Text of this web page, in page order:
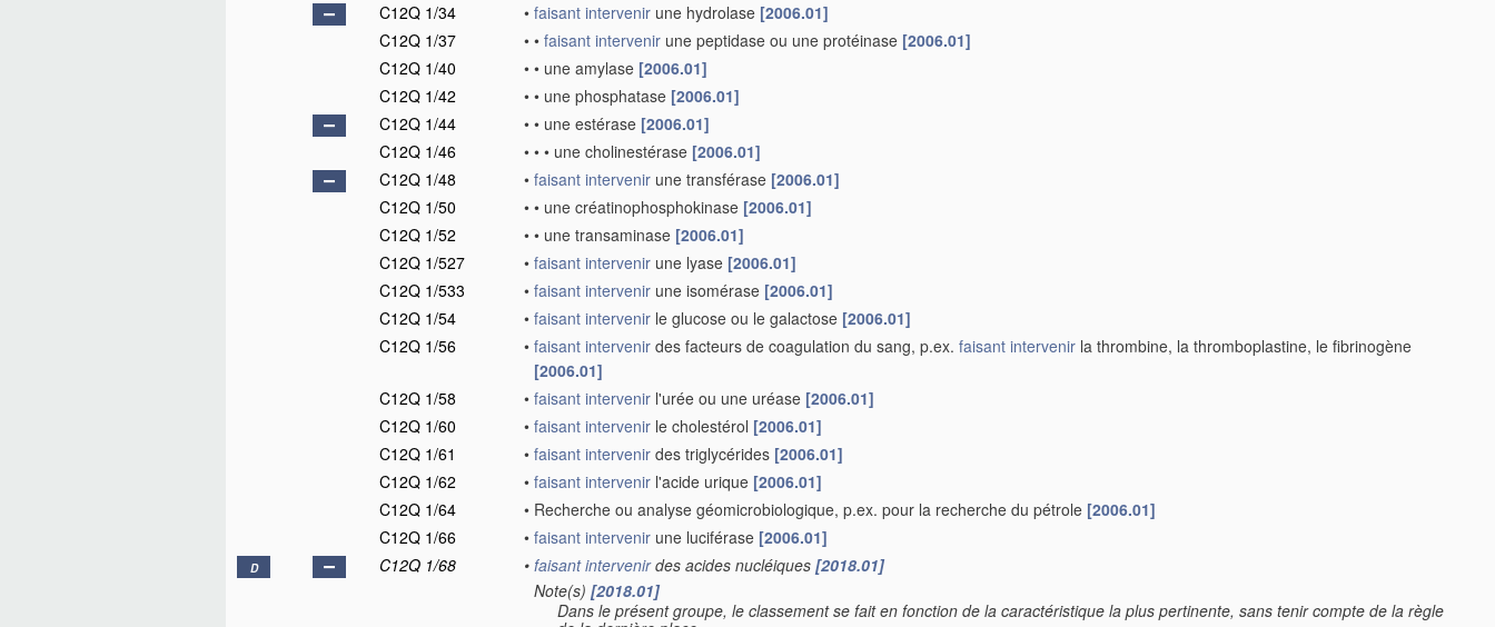
C12Q 1/34
• faisant intervenir une hydrolase [2006.01]
C12Q 1/37
• • faisant intervenir une peptidase ou une protéinase [2006.01]
C12Q 1/40
• • une amylase [2006.01]
C12Q 1/42
• • une phosphatase [2006.01]
C12Q 1/44
• • une estérase [2006.01]
C12Q 1/46
• • • une cholinestérase [2006.01]
C12Q 1/48
• faisant intervenir une transférase [2006.01]
C12Q 1/50
• • une créatinophosphokinase [2006.01]
C12Q 1/52
• • une transaminase [2006.01]
C12Q 1/527
• faisant intervenir une lyase [2006.01]
C12Q 1/533
• faisant intervenir une isomérase [2006.01]
C12Q 1/54
• faisant intervenir le glucose ou le galactose [2006.01]
C12Q 1/56
• faisant intervenir des facteurs de coagulation du sang, p.ex. faisant intervenir la thrombine, la thromboplastine, le fibrinogène
[2006.01]
C12Q 1/58
• faisant intervenir l'urée ou une uréase [2006.01]
C12Q 1/60
• faisant intervenir le cholestérol [2006.01]
C12Q 1/61
• faisant intervenir des triglycérides [2006.01]
C12Q 1/62
• faisant intervenir l'acide urique [2006.01]
C12Q 1/64
• Recherche ou analyse géomicrobiologique, p.ex. pour la recherche du pétrole [2006.01]
C12Q 1/66
• faisant intervenir une luciférase [2006.01]
D C12Q 1/68 • faisant intervenirdes acides nucléiques [2018.01]
Note(s) [2018.01]
Dans le présent groupe, le classement se fait en fonction de la caractéristique la plus pertinente, sans tenir compte de la règle